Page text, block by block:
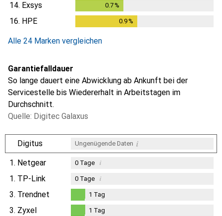
14. Exsys 0.7 %
16. HPE 0.9%
Alle 24 Marken vergleichen
Garantiefalldauer
So lange dauert eine Abwicklung ab Ankunft bei der
Servicestelle bis Wiedererhalt in Arbeitstagen im
Durchschnitt.
Quelle: Digitec Galaxus
Digitus Ungenügende Daten i
1. Netgear 0Tage i
1. TP-Link 0Tage i
3. Trendnet
Tag
1 Tag
3. Zyxel 1 Tag